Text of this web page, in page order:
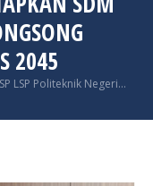
2045
LSP Politeknik Negeri…